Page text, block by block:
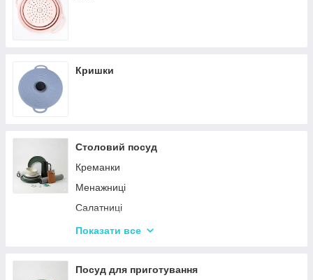
Кришки
Столовий посуд
Креманки
Менажниці
Салатниці
Сітки та кошики для фрі
Посуд для дітей
Показати все
Посуд для приготування